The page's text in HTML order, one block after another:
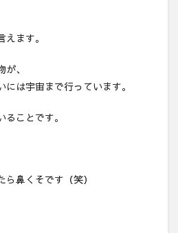
ます。
、
は宇宙まで行っています。
ことです。
鼻くそです（笑）